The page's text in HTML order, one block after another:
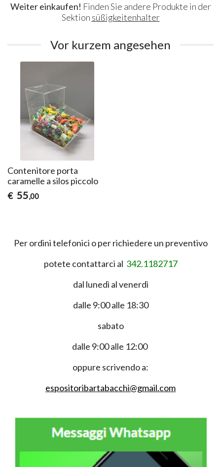
Weiter einkaufen! Finden Sie andere Produkte in der
Sektion süßigkeitenhalter
Vor kurzem angesehen
Contenitore porta
caramelle a silos piccolo
€ 55,00
Per ordini telefonici o per richiedere un preventivo
potete contattarci al 342.1182717
dal lunedì al venerdì
dalle 9:00 alle 18:30
sabato
dalle 9:00 alle 12:00
oppure scrivendo a:
espositoribartabacchi@gmail.com